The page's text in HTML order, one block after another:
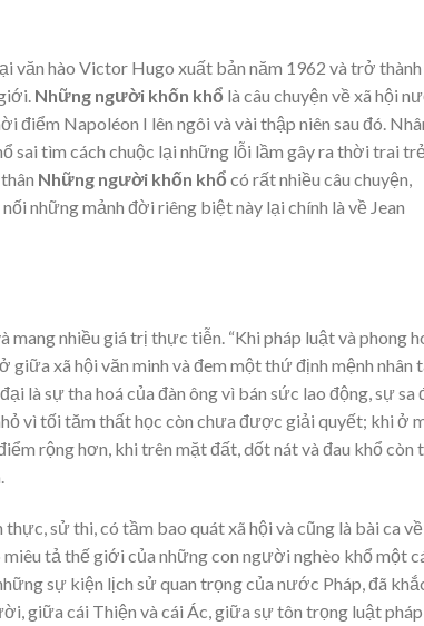
văn hào Victor Hugo xuất bản năm 1962 và trở thành
Những người khốn khổ là câu chuyện về xã hội
điểm Napoléon I lên ngôi và vài thập niên sau đó.
sai tìm cách chuộc lại những lỗi lầm gây ra thời trai
Những người khốn khổ có rất nhiều câu chuyện,
những mảnh đời riêng biệt này lại chính là về Jean
mang nhiều giá trị thực tiễn. “Khi pháp luật và phong
xã hội văn minh và đem một thứ định mệnh nhân
là sự tha hoá của đàn ông vì bán sức lao động, sự sa
vì tối tăm thất học còn chưa được giải quyết; khi ở
rộng hơn, khi trên mặt đất, dốt nát và đau khổ còn
sử thi, có tầm bao quát xã hội và cũng là bài ca về
tả thế giới của những con người nghèo khổ một
sự kiện lịch sử quan trọng của nước Pháp, đã
giữa cái Thiện và cái Ác, giữa sự tôn trọng luật